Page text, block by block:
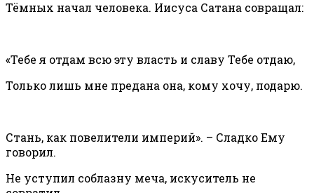
Тёмных начал человека. Иисуса Сатана совращал:
«Тебе я отдам всю эту власть и славу Тебе отдаю,
Только лишь мне предана она, кому хочу, подарю.
Стань, как повелители империй». – Сладко Ему
говорил.
Не уступил соблазну меча, искуситель не